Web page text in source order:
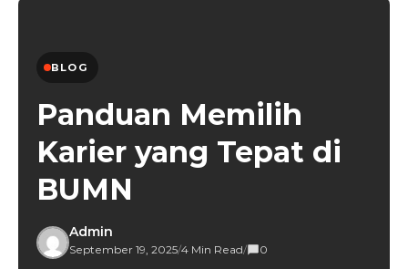
BLOG
Panduan Memilih
Karier yang Tepat di
BUMN
Admin
September 19, 2025/4 Min Read/ 0